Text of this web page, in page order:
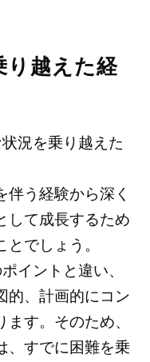
り越えた経
況を乗り越えた
伴う経験から深く
して成長するため
でしょう。
イントと違い、
的、計画的にコン
ます。そのため、
、すでに困難を乗